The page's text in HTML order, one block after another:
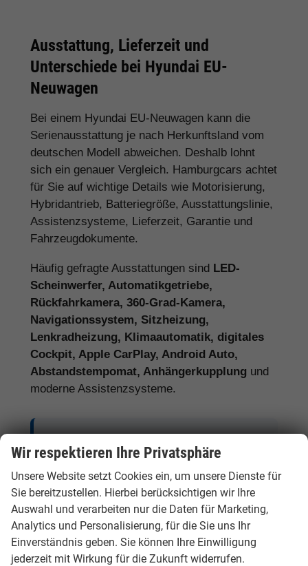
Ausstattung, Lieferzeit und
Unterschiede bei Hyundai EU-
Neuwagen
Bei einem Hyundai EU-Neuwagen kann die
Serienausstattung je nach Herkunftsland vom
deutschen Modell abweichen. Deshalb lohnt
sich ein genauer Vergleich. Hamburgcars achtet
für Sie auf wichtige Details wie Motorisierung,
Hybridantrieb, Batteriegröße, Ausstattungslinie,
Assistenzsysteme, Lieferzeit, Garantie und
Fahrzeugdokumente.
Häufig gefragte Ausstattungen sind LED-
Scheinwerfer, Automatikgetriebe,
Rückfahrkamera, 360-Grad-Kamera,
Navigationssystem, Sitzheizung,
Lenkradheizung, Klimaautomatik, digitales
Cockpit, Apple CarPlay, Android Auto,
Abstandstempomat, Anhängerkupplung und
moderne Assistenzsysteme.
Neuwagen nicht nur den Kaufpreis,
sondern auch Ausstattung, Lieferzeit,
Garantieumfang und mögliche
Zusatzkosten. So erkennen Sie den
tatsächlichen Preisvorteil.
Wir respektieren Ihre Privatsphäre
Unsere Website setzt Cookies ein, um unsere Dienste für
Sie bereitzustellen. Hierbei berücksichtigen wir Ihre
Auswahl und verarbeiten nur die Daten für Marketing,
Analytics und Personalisierung, für die Sie uns Ihr
Einverständnis geben. Sie können Ihre Einwilligung
jederzeit mit Wirkung für die Zukunft widerrufen.